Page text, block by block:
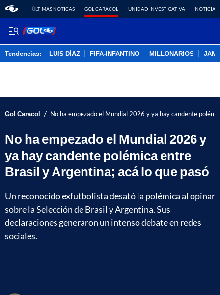
ÚLTIMAS NOTICAS GOL CARACOL UNIDAD INVESTIGATIVA NOTICIAS
Tendencias: LUIS DÍAZ FIFA-INFANTINO MILLONARIOS
Gol Caracol / No ha empezado el Mundial 2026 y ya hay candente
No ha empezado el Mundial 2026 y
ya hay candente polémica entre
Brasil y Argentina; acá lo que pasó
Un reconocido exfutbolista desató la polémica al opinar
sobre la Selección de Brasil y Argentina. Sus
declaraciones generaron un intenso debate en redes
sociales.